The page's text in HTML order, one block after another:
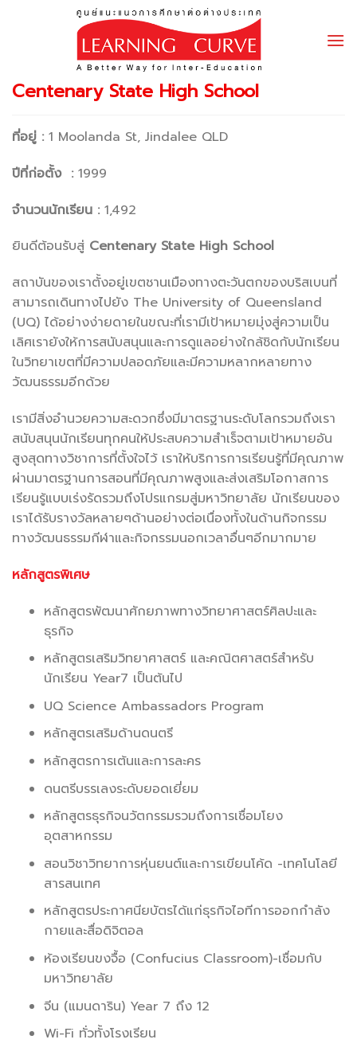
Centenary State High School
ที่อยู่ :1 Moolanda St, Jindalee QLD
ปีที่ก่อตั้ง :1999
จำนวนนักเรียน :1,492
ยินดีต้อนรับสู่ Centenary State High School
สถาบันของเราตั้งอยู่เขตชานเมืองทางตะวันตกของบริสเบนที่
สามารถเดินทางไปยัง The University of Queensland
(UQ) ได้อย่างง่ายดายในขณะที่เรามีเป้าหมายมุ่งสู่ความเป็น
เลิศเรายังให้การสนับสนุนและการดูแลอย่างใกล้ชิดกับนักเรียน
ในวิทยาเขตที่มีความปลอดภัยและมีความหลากหลายทาง
วัฒนธรรมอีกด้วย
เรามีสิ่งอำนวยความสะดวกซึ่งมีมาตรฐานระดับโลกรวมถึงเรา
สนับสนุนนักเรียนทุกคนให้ประสบความสำเร็จตามเป้าหมายอัน
สูงสุดทางวิชาการที่ตั้งใจไว้ เราให้บริการการเรียนรู้ที่มีคุณภาพ
ผ่านมาตรฐานการสอนที่มีคุณภาพสูงและส่งเสริมโอกาสการ
เรียนรู้แบบเร่งรัดรวมถึงโปรแกรมสู่มหาวิทยาลัย นักเรียนของ
เราได้รับรางวัลหลายๆด้านอย่างต่อเนื่องทั้งในด้านกิจกรรม
ทางวัฒนธรรมกีฬาและกิจกรรมนอกเวลาอื่นๆอีกมากมาย
หลักสูตรพิเศษ
หลักสูตรพัฒนาศักยภาพทางวิทยาศาสตร์ศิลปะและ
ธุรกิจ
หลักสูตรเสริมวิทยาศาสตร์ และคณิตศาสตร์สำหรับ
นักเรียน Year7 เป็นต้นไป
UQ Science Ambassadors Program
หลักสูตรเสริมด้านดนตรี
หลักสูตรการเต้นและการละคร
ดนตรีบรรเลงระดับยอดเยี่ยม
หลักสูตรธุรกิจนวัตกรรมรวมถึงการเชื่อมโยง
อุตสาหกรรม
สอนวิชาวิทยาการหุ่นยนต์และการเขียนโค้ด -เทคโนโลยี
สารสนเทศ
หลักสูตรประกาศนียบัตรได้แก่ธุรกิจไอทีการออกกำลัง
กายและสื่อดิจิตอล
ห้องเรียนขงจื้อ (Confucius Classroom)-เชื่อมกับ
มหาวิทยาลัย
จีน (แมนดาริน) Year 7 ถึง 12
Wi-Fi ทั่วทั้งโรงเรียน